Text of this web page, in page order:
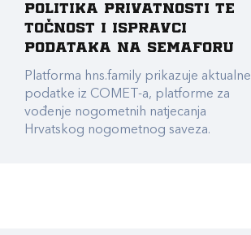
Politika privatnosti te
točnost i ispravci
podataka na Semaforu
Platforma hns.family prikazuje aktualne
podatke iz COMET-a, platforme za
vođenje nogometnih natjecanja
Hrvatskog nogometnog saveza.